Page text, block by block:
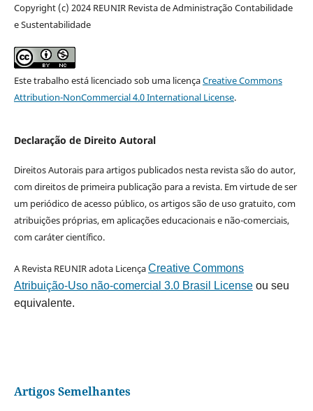
Copyright (c) 2024 REUNIR Revista de Administração Contabilidade
e Sustentabilidade
Este trabalho está licenciado sob uma licençaCreative Commons
Attribution-NonCommercial 4.0 International License.
Declaração de Direito Autoral
Direitos Autorais para artigos publicados nesta revista são do autor,
com direitos de primeira publicação para a revista. Em virtude de ser
um periódico de acesso público, os artigos são de uso gratuito, com
atribuições próprias, em aplicações educacionais e não-comerciais,
com caráter científico.
A Revista REUNIR adota LicençaCreative Commons
Atribuição-Uso não-comercial 3.0 Brasil Licenseou seu
equivalente.
Artigos Semelhantes